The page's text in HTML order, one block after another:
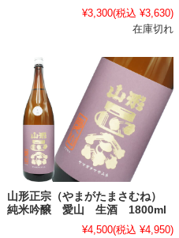
¥3,300(税込 ¥3,630)
在庫切れ
山形正宗（やまがたまさむね）
純米吟醸 愛山 生酒 1800ml
¥4,500(税込 ¥4,950)